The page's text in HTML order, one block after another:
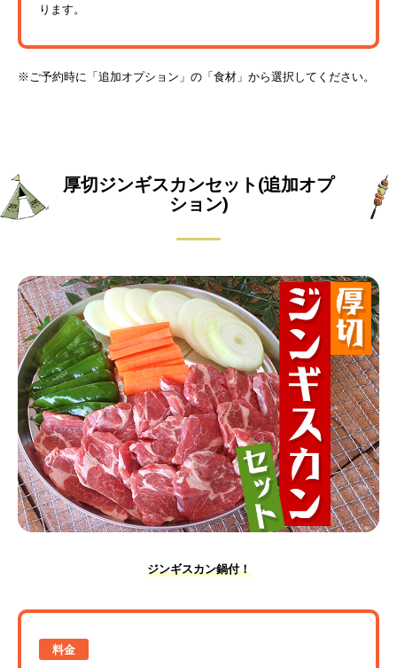
ります。
※ご予約時に「追加オプション」の「食材」から選択してください。
厚切ジンギスカンセット(追加オプ
ション)
ジンギスカン鍋付！
料金